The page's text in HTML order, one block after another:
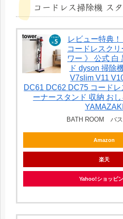
コードレス掃除機 ス
レビュー特典
コードレスク
ワー 》 公式 白
ド dyson 掃除
V7slim V11
DC61 DC62 DC75 コードレ
ーナースタンド 収納 お
YAMAZAKI
BATH ROOM バ
Amazon
楽天
Yahoo!ショッピ